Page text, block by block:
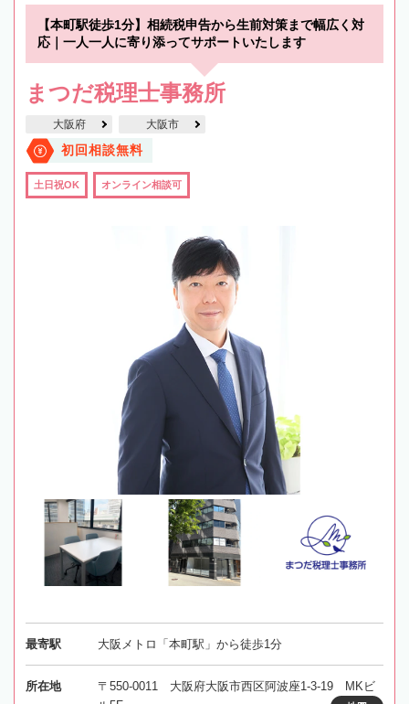
【本町駅徒歩1分】相続税申告から生前対策まで幅広く対
応｜一人一人に寄り添ってサポートいたします
まつだ税理士事務所
大阪府 大阪市
初回相談無料
土日祝OK オンライン相談可
最寄駅 大阪メトロ「本町駅」から徒歩1分
所在地
〒550-0011 大阪府大阪市西区阿波座1-3-19 MKビ